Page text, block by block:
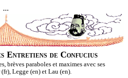
...
Entretiens de Confucius
brèves paraboles et maximes avec ses
Legge (en) et Lau (en).